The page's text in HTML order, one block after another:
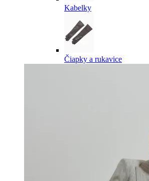
Kabelky
Čiapky a rukavice